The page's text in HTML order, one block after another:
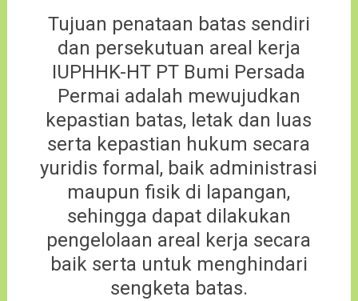
Tujuan penataan batas sendiri
dan persekutuan areal kerja
IUPHHK-HT PT Bumi Persada
Permai adalah mewujudkan
kepastian batas, letak dan luas
serta kepastian hukum secara
yuridis formal, baik administrasi
maupun fisik di lapangan,
sehingga dapat dilakukan
pengelolaan areal kerja secara
baik serta untuk menghindari
sengketa batas.